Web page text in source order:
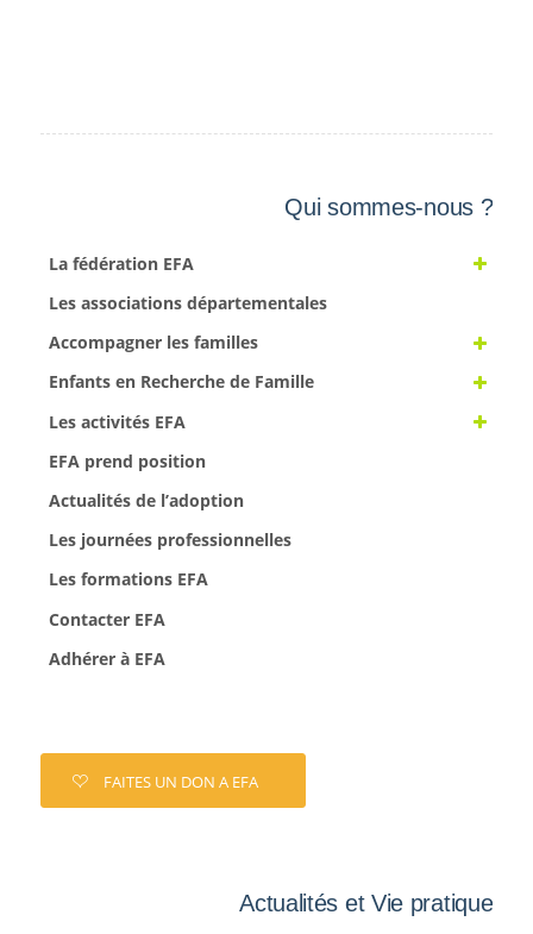
Qui sommes-nous ?
La fédération EFA
Les associations départementales
Accompagner les familles
Enfants en Recherche de Famille
Les activités EFA
EFA prend position
Actualités de l’adoption
Les journées professionnelles
Les formations EFA
Contacter EFA
Adhérer à EFA
FAITES UN DON A EFA
Actualités et Vie pratique